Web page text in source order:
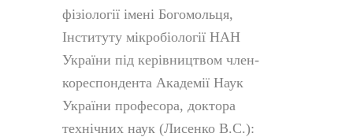
фізіології імені Богомольця,
Інституту мікробіології НАН
України під керівництвом член-
кореспондента Академії Наук
України професора, доктора
технічних наук (Лисенко В.С.):